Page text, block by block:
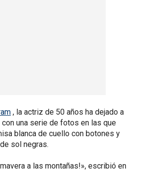
, la actriz de 50 años ha dejado a
una serie de fotos en las que
blanca de cuello con botones y
sol negras.
a las montañas!», escribió en